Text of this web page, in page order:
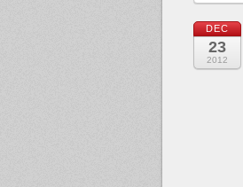
DEC
23
2012